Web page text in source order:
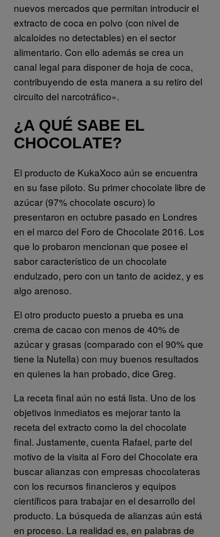
nuevos mercados que permitan introducir el
extracto de coca en polvo (con nivel de
alcaloides no detectables) en el sector
alimentario. Con ello además se crea un
canal legal para disponer de hoja de coca,
contribuyendo de esta manera a su retiro del
circuito del narcotráfico».
¿A QUÉ SABE EL
CHOCOLATE?
El producto de KukaXoco aún se encuentra
en su fase piloto. Su primer chocolate libre de
azúcar (97% chocolate oscuro) lo
presentaron en octubre pasado en Londres
en el marco del Foro de Chocolate 2016. Los
que lo probaron mencionan que posee el
sabor característico de un chocolate
endulzado, pero con un tanto de acidez, y es
algo arenoso.
El otro producto puesto a prueba es una
crema de cacao con menos de 40% de
azúcar y grasas (comparado con el 90% que
tiene la Nutella) con muy buenos resultados
en quienes la han probado, dice Greg.
La receta final aún no está lista. Uno de los
objetivos inmediatos es mejorar tanto la
receta del extracto como la del chocolate
final. Justamente, cuenta Rafael, parte del
motivo de la visita al Foro del Chocolate era
buscar alianzas con empresas chocolateras
con los recursos financieros y equipos
científicos para trabajar en el desarrollo del
producto. La búsqueda de alianzas aún está
en proceso. La realidad es, en palabras de